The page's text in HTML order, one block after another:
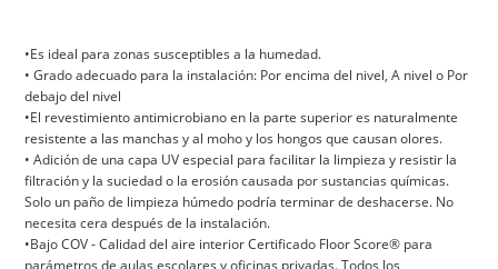
•Es ideal para zonas susceptibles a la humedad.
• Grado adecuado para la instalación: Por encima del nivel, A nivel o Por
debajo del nivel
•El revestimiento antimicrobiano en la parte superior es naturalmente
resistente a las manchas y al moho y los hongos que causan olores.
• Adición de una capa UV especial para facilitar la limpieza y resistir la
filtración y la suciedad o la erosión causada por sustancias químicas.
Solo un paño de limpieza húmedo podría terminar de deshacerse. No
necesita cera después de la instalación.
•Bajo COV - Calidad del aire interior Certificado Floor Score® para